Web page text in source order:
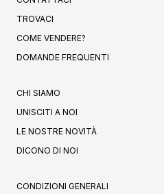
TROVACI
COME VENDERE?
DOMANDE FREQUENTI
CHI SIAMO
UNISCITI A NOI
LE NOSTRE NOVITÀ
DICONO DI NOI
CONDIZIONI GENERALI